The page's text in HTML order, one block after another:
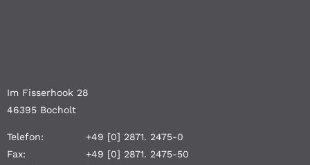
Im Fisserhook 28
46395 Bocholt
Telefon:
+49 [0] 2871. 2475-0
Fax:
+49 [0] 2871. 2475-50